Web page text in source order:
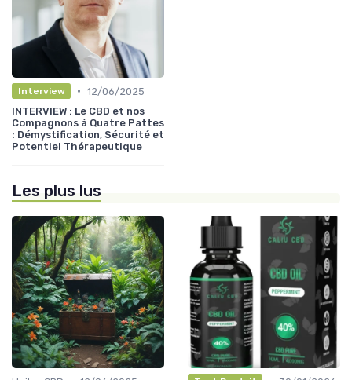
Interview • 12/06/2025
INTERVIEW : Le CBD et nos
Compagnons à Quatre Pattes
: Démystification, Sécurité et
Potentiel Thérapeutique
Les plus lus